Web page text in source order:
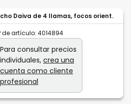
Daiva de 4 llamas, focos orient.
de artículo: 4014894
Para consultar precios
individuales, crea una
cuenta como cliente
profesional